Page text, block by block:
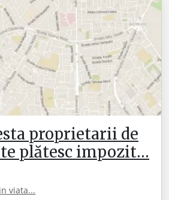
proprietarii de
plătesc impozit…
viata...